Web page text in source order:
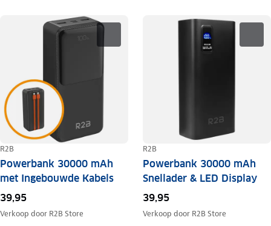
R2B
Powerbank 30000 mAh
met Ingebouwde Kabels
39,95
Verkoop door R2B Store
R2B
Powerbank 30000 mAh
Snellader & LED Display
39,95
Verkoop door R2B Store